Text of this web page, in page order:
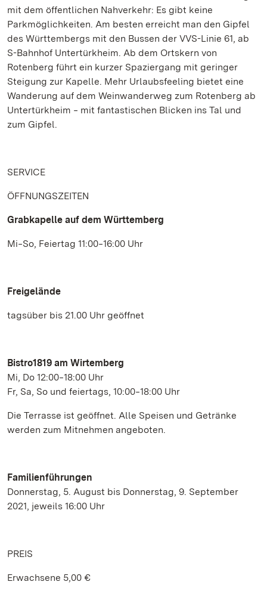
mit dem öffentlichen Nahverkehr: Es gibt keine
Parkmöglichkeiten. Am besten erreicht man den Gipfel
des Württembergs mit den Bussen der VVS-Linie 61, ab
S-Bahnhof Untertürkheim. Ab dem Ortskern von
Rotenberg führt ein kurzer Spaziergang mit geringer
Steigung zur Kapelle. Mehr Urlaubsfeeling bietet eine
Wanderung auf dem Weinwanderweg zum Rotenberg ab
Untertürkheim ‒ mit fantastischen Blicken ins Tal und
zum Gipfel.
SERVICE
ÖFFNUNGSZEITEN
Grabkapelle auf dem Württemberg
Mi‒So, Feiertag 11:00‒16:00 Uhr
Freigelände
tagsüber bis 21.00 Uhr geöffnet
Bistro1819 am Wirtemberg
Mi, Do 12:00‒18:00 Uhr
Fr, Sa, So und feiertags, 10:00‒18:00 Uhr
Die Terrasse ist geöffnet. Alle Speisen und Getränke
werden zum Mitnehmen angeboten.
Familienführungen
Donnerstag, 5. August bis Donnerstag, 9. September
2021, jeweils 16:00 Uhr
PREIS
Erwachsene 5,00 €